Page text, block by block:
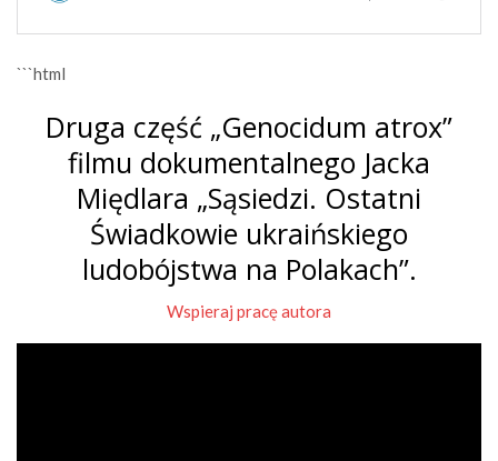
```html
Druga część „Genocidum atrox”
filmu dokumentalnego Jacka
Międlara „Sąsiedzi. Ostatni
Świadkowie ukraińskiego
ludobójstwa na Polakach”.
Wspieraj pracę autora